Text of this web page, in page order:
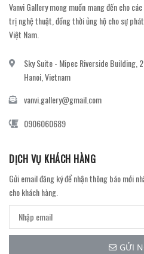
Vanvi Gallery mong muốn mang đến cho
trị nghệ thuật, đồng thời ủng hộ cho sự
Việt Nam.
Sky Suite - Mipec Riverside Building,
Hanoi, Vietnam
vanvi.gallery@gmail.com
0906060689
DỊCH VỤ KHÁCH HÀNG
Gửi email đăng ký để nhận thông báo mới
cho khách hàng.
GỬI